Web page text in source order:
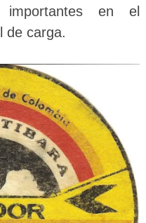
importantes en el
de carga.